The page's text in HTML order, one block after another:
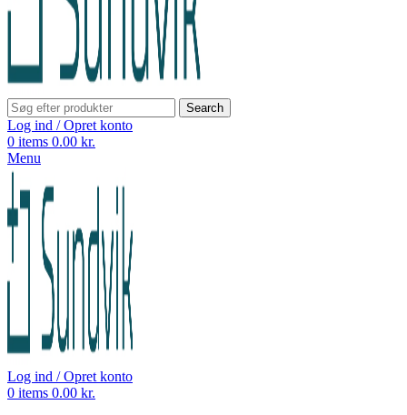
Search
Log ind / Opret konto
0 items 0.00 kr.
Menu
Log ind / Opret konto
0 items 0.00 kr.